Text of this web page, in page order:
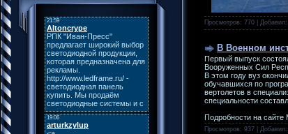
Просмотров: 770 | Добавил:
В Военном
Первый выпуск
Вооруженных Сил
В этом году вуз
обучавшихся по
вертолетов в
специальности
Подробности на
Просмотров: 937 | Добавил: